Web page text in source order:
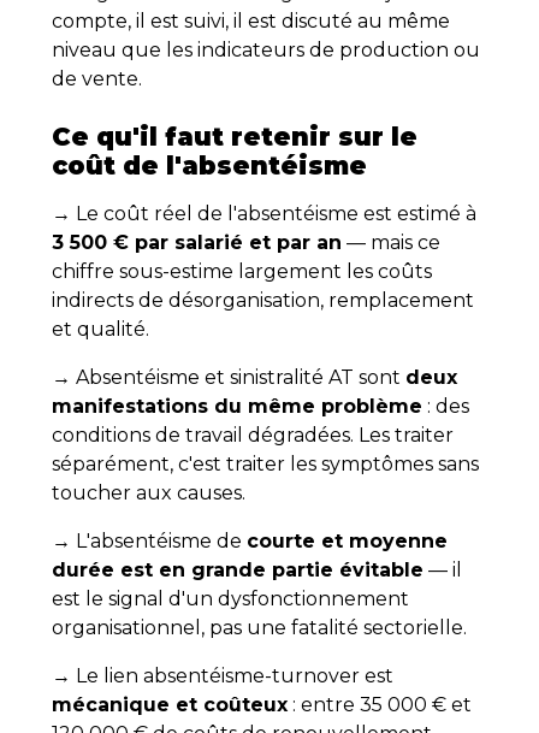
compte, il est suivi, il est discuté au même
niveau que les indicateurs de production ou
de vente.
Ce qu'il faut retenir sur le
coût de l'absentéisme
→ Le coût réel de l'absentéisme est estimé à
3 500 € par salarié et par an — mais ce
chiffre sous-estime largement les coûts
indirects de désorganisation, remplacement
et qualité.
→ Absentéisme et sinistralité AT sont deux
manifestations du même problème : des
conditions de travail dégradées. Les traiter
séparément, c'est traiter les symptômes sans
toucher aux causes.
→ L'absentéisme de courte et moyenne
durée est en grande partie évitable — il
est le signal d'un dysfonctionnement
organisationnel, pas une fatalité sectorielle.
→ Le lien absentéisme-turnover est
mécanique et coûteux: entre 35 000 € et